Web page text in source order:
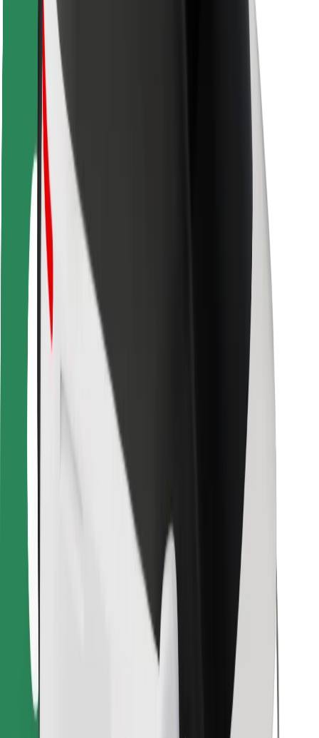
Ciudades
Dónde estamos
Soluciones para las ciudades
Aeropuertos
Estaciones de carga de Bolt
Soporte
Para usuarios
Para conductores
Para repartidores
Bolt Food
Para propietarios de flota
Para restaurantes
Bolt para empresas
Términos y Condiciones
¡Conseguí un viaje en minutos!
Descargar la app de Bolt
Encontrá tu comida favorita
Descargar la app de Bolt Food